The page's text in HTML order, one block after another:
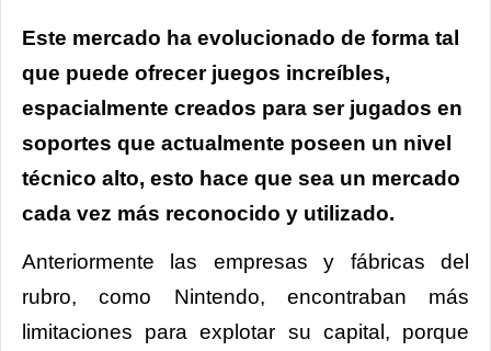
Este mercado ha evolucionado de forma tal
que puede ofrecer juegos increíbles,
espacialmente creados para ser jugados en
soportes que actualmente poseen un nivel
técnico alto, esto hace que sea un mercado
cada vez más reconocido y utilizado.
Anteriormente las empresas y fábricas del
rubro, como Nintendo, encontraban más
limitaciones para explotar su capital, porque